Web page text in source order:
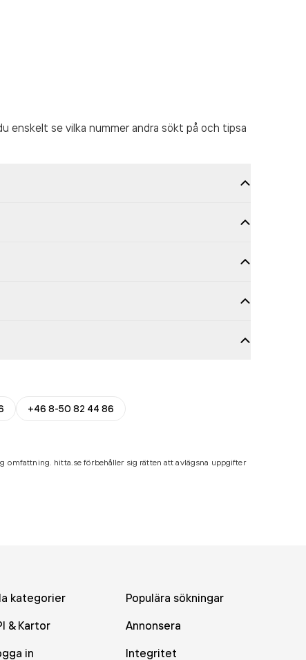
enskelt se vilka nummer andra sökt på och tipsa
+46 8-50 82 44 86
omfattning. hitta.se förbehåller sig rätten att avlägsna uppgifter
kategorier
Populära sökningar
& Kartor
Annonsera
in
Integritet